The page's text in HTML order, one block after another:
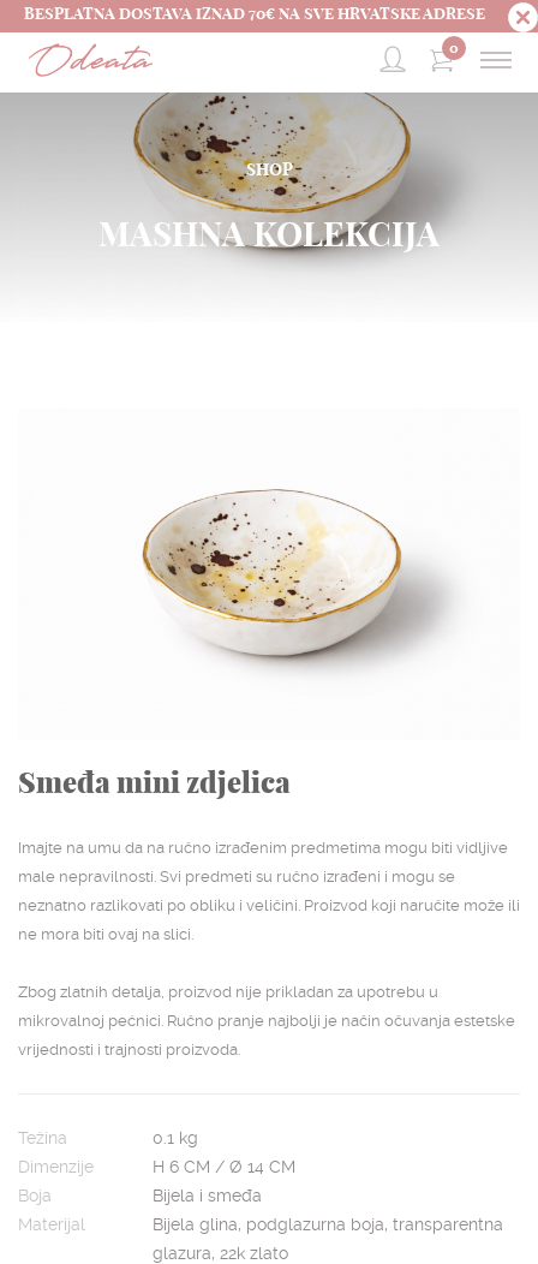
BESPLATNA DOSTAVA IZNAD 70€ NA SVE HRVATSKE ADRESE
0
SHOP
MASHNA KOLEKCIJA
Smeđa mini zdjelica
Imajte na umu da na ručno izrađenim predmetima mogu biti vidljive
male nepravilnosti. Svi predmeti su ručno izrađeni i mogu se
neznatno razlikovati po obliku i veličini. Proizvod koji naručite može ili
ne mora biti ovaj na slici.
Zbog zlatnih detalja, proizvod nije prikladan za upotrebu u
mikrovalnoj pećnici. Ručno pranje najbolji je način očuvanja estetske
vrijednosti i trajnosti proizvoda.
Težina
0.1 kg
Dimenzije
H 6 CM / Ø 14 CM
Boja
Bijela i smeđa
Materijal
Bijela glina, podglazurna boja, transparentna
glazura, 22k zlato